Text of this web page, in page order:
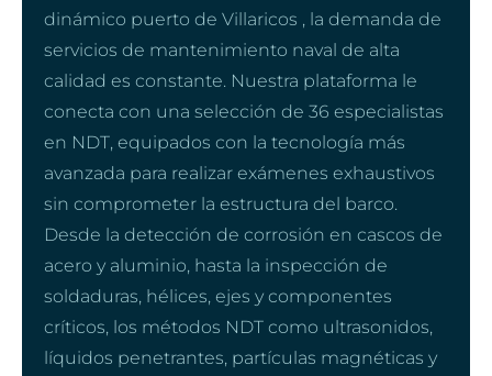
dinámico puerto de Villaricos , la demanda de
servicios de mantenimiento naval de alta
calidad es constante. Nuestra plataforma le
conecta con una selección de 36 especialistas
en NDT, equipados con la tecnología más
avanzada para realizar exámenes exhaustivos
sin comprometer la estructura del barco.
Desde la detección de corrosión en cascos de
acero y aluminio, hasta la inspección de
soldaduras, hélices, ejes y componentes
críticos, los métodos NDT como ultrasonidos,
líquidos penetrantes, partículas magnéticas y